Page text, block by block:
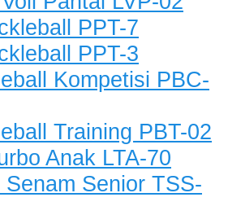
PPT-7
PPT-3
Kompetisi PBC-
Training PBT-02
Anak LTA-70
Senior TSS-